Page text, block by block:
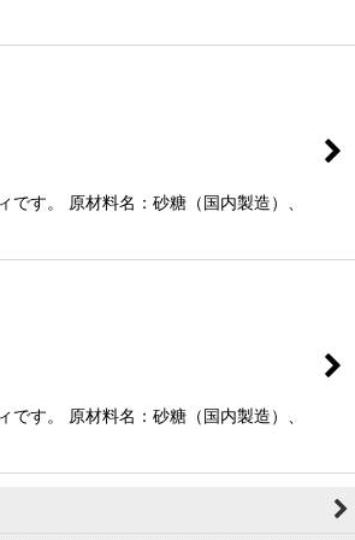
す。 原材料名：砂糖（国内製造）、
す。 原材料名：砂糖（国内製造）、